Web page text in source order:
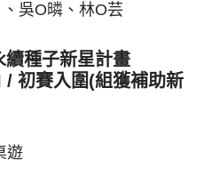
吳O暽、林O芸
續種子新星計畫
/ 初賽入圍(組獲補助新
遊